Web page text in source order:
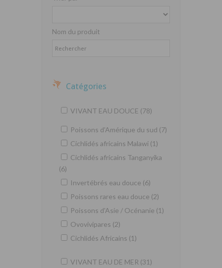
Nom du produit
Catégories
VIVANT EAU DOUCE (78)
Poissons d'Amérique du sud (7)
Cichlidés africains Malawi (1)
Cichlidés africains Tanganyika
(6)
Invertébrés eau douce (6)
Poissons rares eau douce (2)
Poissons d'Asie / Océnanie (1)
Ovovivipares (2)
Cichlidés Africains (1)
VIVANT EAU DE MER (31)